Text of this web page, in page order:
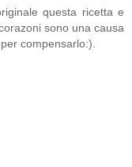
questa ricetta e
sono una causa
compensarlo:).